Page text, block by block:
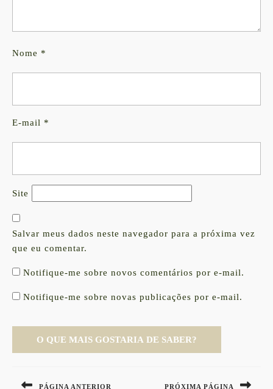
Nome *
E-mail *
Site
Salvar meus dados neste navegador para a próxima vez
que eu comentar.
Notifique-me sobre novos comentários por e-mail.
Notifique-me sobre novas publicações por e-mail.
PÁGINA ANTERIOR PRÓXIMA PÁGINA